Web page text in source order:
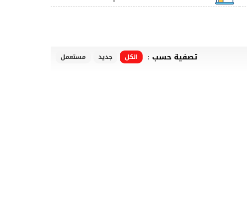
تصفية حسب : الكل جديد مستعمل